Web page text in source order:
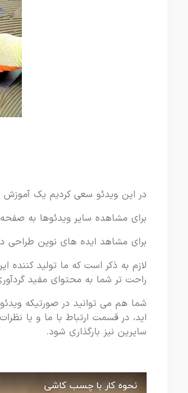
در این ویدئو سعی کردیم یک آموزش
برای مشاهده سایر ویدئوها به صفحه
برای مشاهد ایده های نوین طراحی
لازم به ذکر است که ما تولید کننده
راحت تر شما به محتوای مفید
شما هم می توانید در صورتیکه
اید، در قسمت ارتباط با ما و یا
سایرین نیز بارگذاری شود.